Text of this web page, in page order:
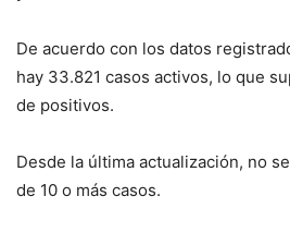
De acuerdo con los datos
hay 33.821 casos activos, lo que
de positivos.
Desde la última actualización, no
de 10 o más casos.